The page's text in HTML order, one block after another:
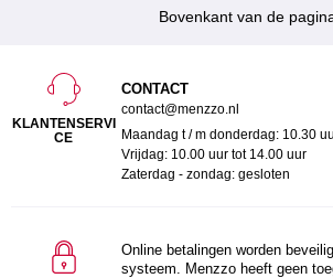
Bovenkant van de
KLANTENSERVI
CE
CONTACT
contact@menzzo.nl
Maandag t / m donderdag: 10.30
Vrijdag: 10.00 uur tot 14.00 uur
Zaterdag - zondag: gesloten
Online betalingen worden
systeem. Menzzo heeft geen